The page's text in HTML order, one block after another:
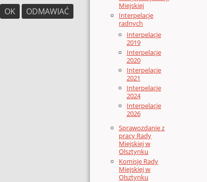
Miejskiej
Interpelacje
radnych
Interpelacje
2019
Interpelacje
2020
Interpelacje
2021
Interpelacje
2024
Interpelacje
2026
Sprawozdanie z
pracy Rady
Miejskiej w
Olsztynku
Komisje Rady
Miejskiej w
Olsztynku
OK
ODMAWIAĆ